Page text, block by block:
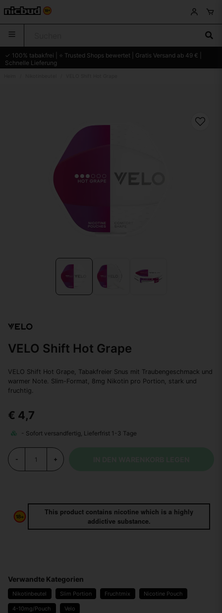
✓ 100% tabakfrei | ⭐ Trusted Shops bewertet | Gratis Versand ab 49 € |
Schnelle Lieferung
VELO Shift Hot Grape
VELO Shift Hot Grape, Tabakfreier Snus mit Traubengeschmack und
warmer Note. Slim-Format, 8mg Nikotin pro Portion, stark und
fruchtig.
€ 4,7
- +
This product contains nicotine which is a highly
addictive substance.
Verwandte Kategorien
Nikotinbeutel Slim Portion Fruchtmix Nicotine Pouch
4-10mg/Pouch Velo